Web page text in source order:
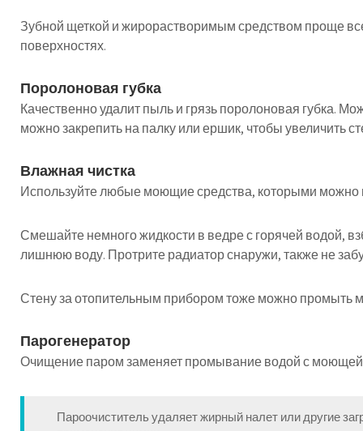
Зубной щеткой и жирорастворимым средством проще
поверхностях.
Поролоновая губка
Качественно удалит пыль и грязь поролоновая губка.
можно закрепить на палку или ершик, чтобы увеличить
Влажная чистка
Используйте любые моющие средства, которыми можно
Смешайте немного жидкости в ведре с горячей водой,
лишнюю воду. Протрите радиатор снаружи, также не
Стену за отопительным прибором тоже можно промыть
Парогенератор
Очищение паром заменяет промывание водой с
Пароочиститель удаляет жирный налет или другие